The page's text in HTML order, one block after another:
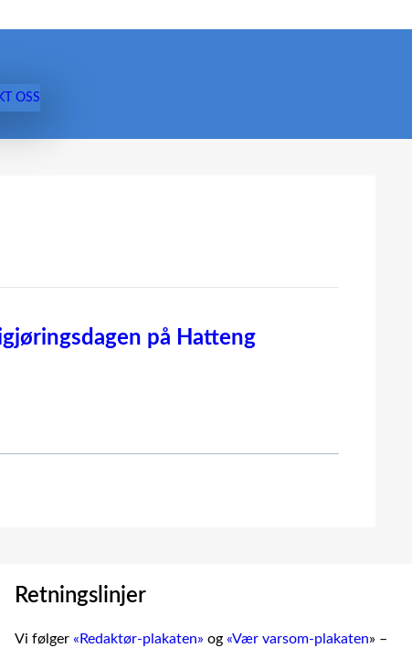
OSS
på Hatteng
Retningslinjer
Vi følger «Redaktør-plakaten» og «Vær varsom-plakaten» –